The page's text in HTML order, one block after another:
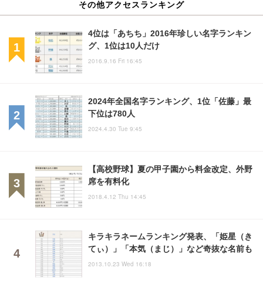
その他アクセスランキング
4位は「あちち」2016年珍しい名字ランキン
グ、1位は10人だけ
2016.9.16 Fri 16:45
2024年全国名字ランキング、1位「佐藤」最
下位は780人
2024.4.30 Tue 9:45
【高校野球】夏の甲子園から料金改定、外野
席を有料化
2018.4.12 Thu 14:45
キラキラネームランキング発表、「姫星（き
てぃ）」「本気（まじ）」など奇抜な名前も
2013.10.23 Wed 16:18